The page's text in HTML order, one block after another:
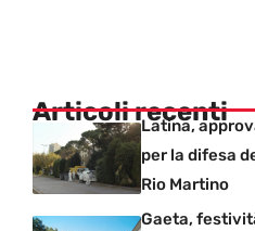
Articoli recenti
Latina,
per la difesa
Rio Martino
Gaeta,